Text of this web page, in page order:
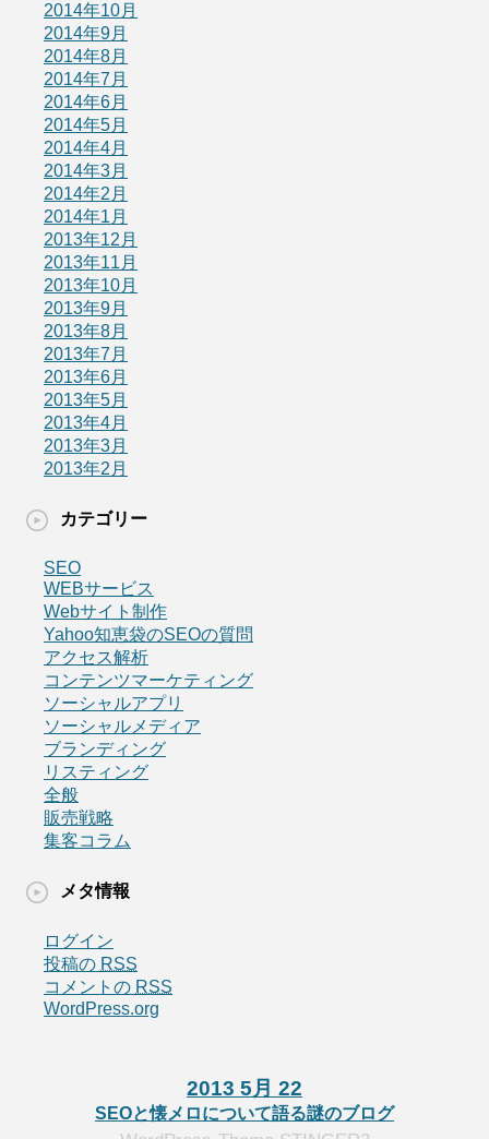
2014年10月
2014年9月
2014年8月
2014年7月
2014年6月
2014年5月
2014年4月
2014年3月
2014年2月
2014年1月
2013年12月
2013年11月
2013年10月
2013年9月
2013年8月
2013年7月
2013年6月
2013年5月
2013年4月
2013年3月
2013年2月
カテゴリー
SEO
WEBサービス
Webサイト制作
Yahoo知恵袋のSEOの質問
アクセス解析
コンテンツマーケティング
ソーシャルアプリ
ソーシャルメディア
ブランディング
リスティング
全般
販売戦略
集客コラム
メタ情報
ログイン
投稿の RSS
コメントの RSS
WordPress.org
2013 5月 22
SEOと懐メロについて語る謎のブログ